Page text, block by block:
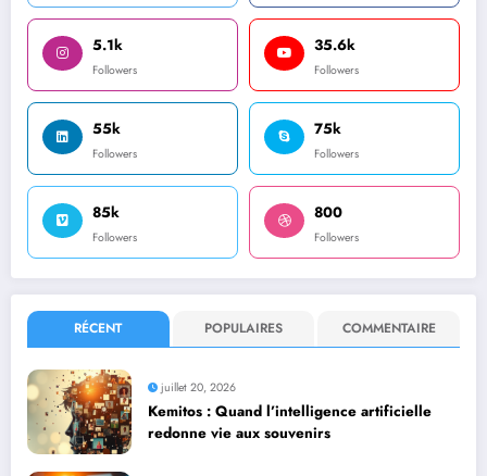
5.1k
Followers
35.6k
Followers
55k
Followers
75k
Followers
85k
Followers
800
Followers
RÉCENT POPULAIRES COMMENTAIRE
juillet 20, 2026
Kemitos : Quand l’intelligence artificielle
redonne vie aux souvenirs